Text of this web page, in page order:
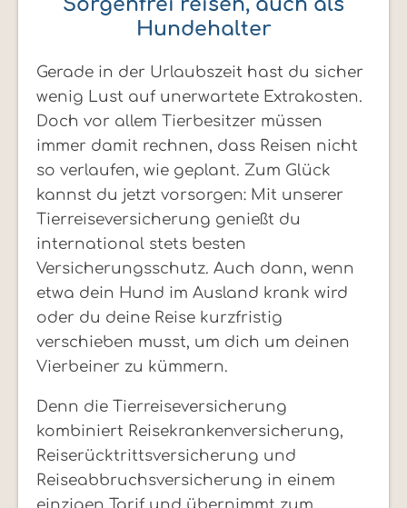
Hundehalter
Gerade in der Urlaubszeit hast du sicher
wenig Lust auf unerwartete Extrakosten.
Doch vor allem Tierbesitzer müssen
immer damit rechnen, dass Reisen nicht
so verlaufen, wie geplant. Zum Glück
kannst du jetzt vorsorgen: Mit unserer
Tierreiseversicherung genießt du
international stets besten
Versicherungsschutz. Auch dann, wenn
etwa dein Hund im Ausland krank wird
oder du deine Reise kurzfristig
verschieben musst, um dich um deinen
Vierbeiner zu kümmern.
Denn die Tierreiseversicherung
kombiniert Reisekrankenversicherung,
Reiserücktrittsversicherung und
Reiseabbruchsversicherung in einem
einzigen Tarif und übernimmt zum